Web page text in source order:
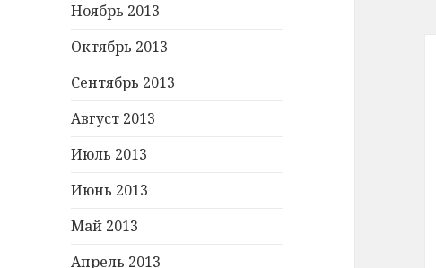
Ноябрь 2013
Октябрь 2013
Сентябрь 2013
Август 2013
Июль 2013
Июнь 2013
Май 2013
Апрель 2013